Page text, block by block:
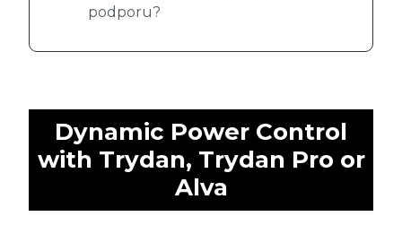
podporu?
Dynamic Power Control
with Trydan, Trydan Pro or
Alva